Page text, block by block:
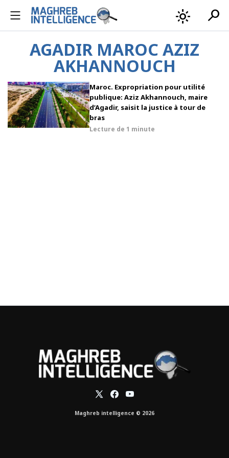
light_mode search
AGADIR MAROC AZIZ
AKHANNOUCH
Maroc. Expropriation pour utilité
publique: Aziz Akhannouch, maire
d’Agadir, saisit la justice à tour de
bras
Lecture de 1 minute
Maghreb intelligence © 2026